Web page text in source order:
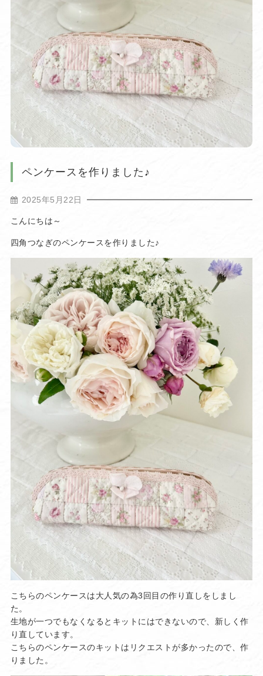
ペンケースを作りました♪
2025年5月22日
こんにちは～
四角つなぎのペンケースを作りました♪
こちらのペンケースは大人気の為3回目の作り直しをしまし
た。
生地が一つでもなくなるとキットにはできないので、新しく作
り直しています。
こちらのペンケースのキットはリクエストが多かったので、作
りました。